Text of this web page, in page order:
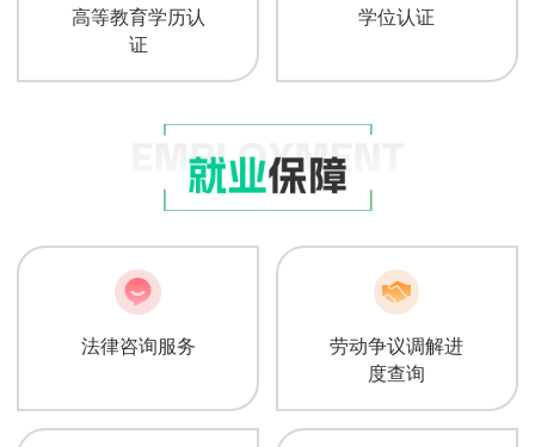
高等教育学历认
证
学位认证
法律咨询服务
劳动争议调解进
度查询